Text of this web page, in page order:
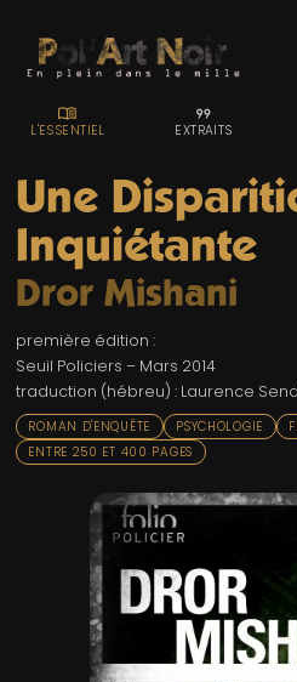
ACCUEIL
TROMBINO
INDEX
RECHERCHE
BLOG
UN POLAR AU HASARD
Une
Inquiétante
Dror Mishani
première édition :
Seuil Policiers – Mars 2014
traduction (hébreu) : Laurence
ROMAN D'ENQUÊTE PSYCHOLOGIE
ENTRE 250 ET 400 PAGES
MENU_BOOK
L'ESSENTIEL
FORMAT_QUOTE
EXTRAITS